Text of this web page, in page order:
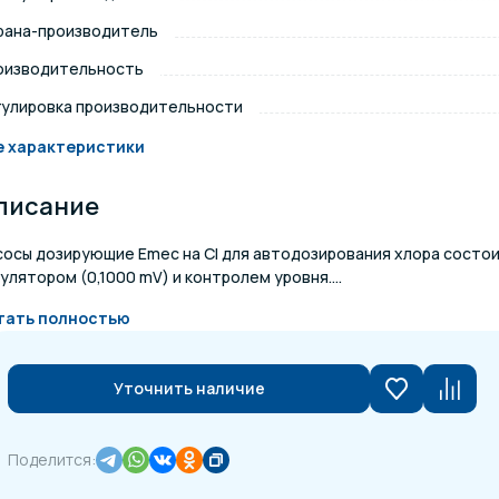
и подсветка для
производитель
производительности
характеристики
дозирующие Emec на Cl для автодозирования хлора
(0,1000 mV) и контролем уровня....
полностью
Уточнить наличие
Поделится: